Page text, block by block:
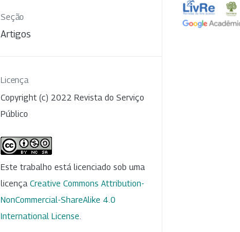
Seção
Artigos
Licença
Copyright (c) 2022 Revista do Serviço
Público
Este trabalho está licenciado sob uma
licença Creative Commons Attribution-
NonCommercial-ShareAlike 4.0
International License